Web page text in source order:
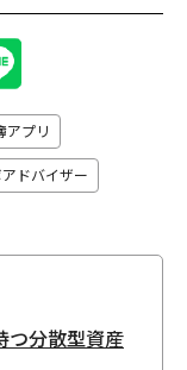
アプリ
ドバイザー
つ分散型資産